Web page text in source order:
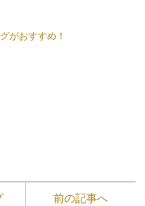
がおすすめ！
前の記事へ